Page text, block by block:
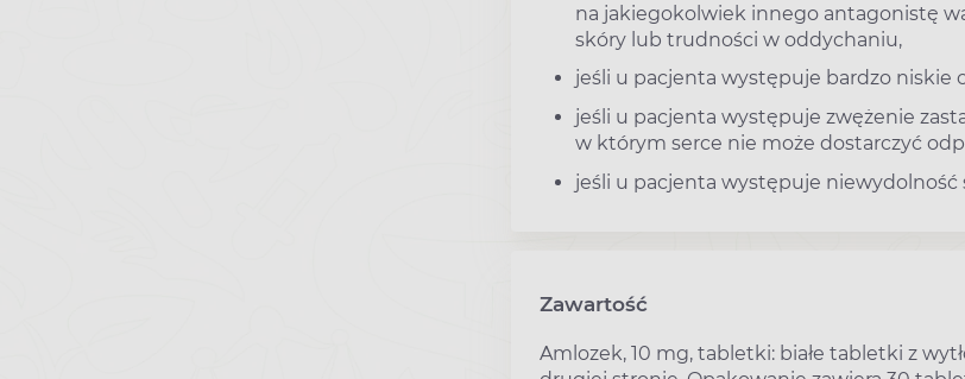
na jakiegokolwiek innego antagonistę
skóry lub trudności w oddychaniu,
jeśli u pacjenta występuje bardzo niskie
jeśli u pacjenta występuje zwężenie
w którym serce nie może dostarczyć
jeśli u pacjenta występuje niewydolność
Zawartość
Amlozek, 10 mg, tabletki: białe tabletki z